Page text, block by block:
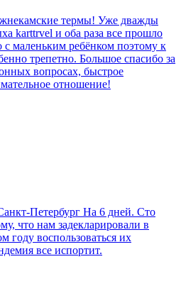
термы! Уже дважды
karttrvel и оба раза все прошло
маленьким ребёнком поэтому к
трепетно. Большое спасибо за
вопросах, быстрое
отношение!
Петербург На 6 дней. Сто
что нам задекларировали в
году воспользоваться их
все испортит.